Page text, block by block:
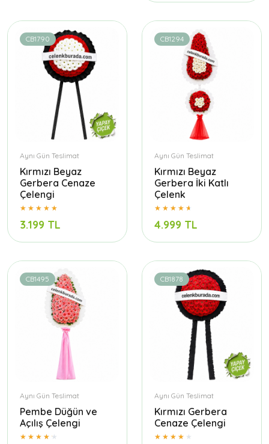
CB1790
Aynı Gün Teslimat
Kırmızı Beyaz
Gerbera Cenaze
Çelengi
3.199 TL
CB1294
Aynı Gün Teslimat
Kırmızı Beyaz
Gerbera İki Katlı
Çelenk
4.999 TL
CB1495
Aynı Gün Teslimat
Pembe Düğün ve
Açılış Çelengi
CB1878
Aynı Gün Teslimat
Kırmızı Gerbera
Cenaze Çelengi